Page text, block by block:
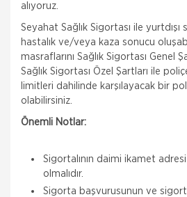
TEKLİF AL
alıyoruz.
Seyahat Sağlık Sigortası ile yurtdışı
hastalık ve/veya kaza sonucu
masraflarını Sağlık Sigortası Genel
Sağlık Sigortası Özel Şartları ile
limitleri dahilinde karşılayacak bir
olabilirsiniz.
Önemli Notlar:
Sigortalının daimi ikamet adresi
olmalıdır.
Sigorta başvurusunun ve